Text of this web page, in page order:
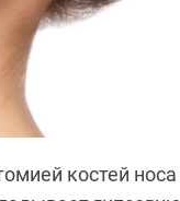
костей носа